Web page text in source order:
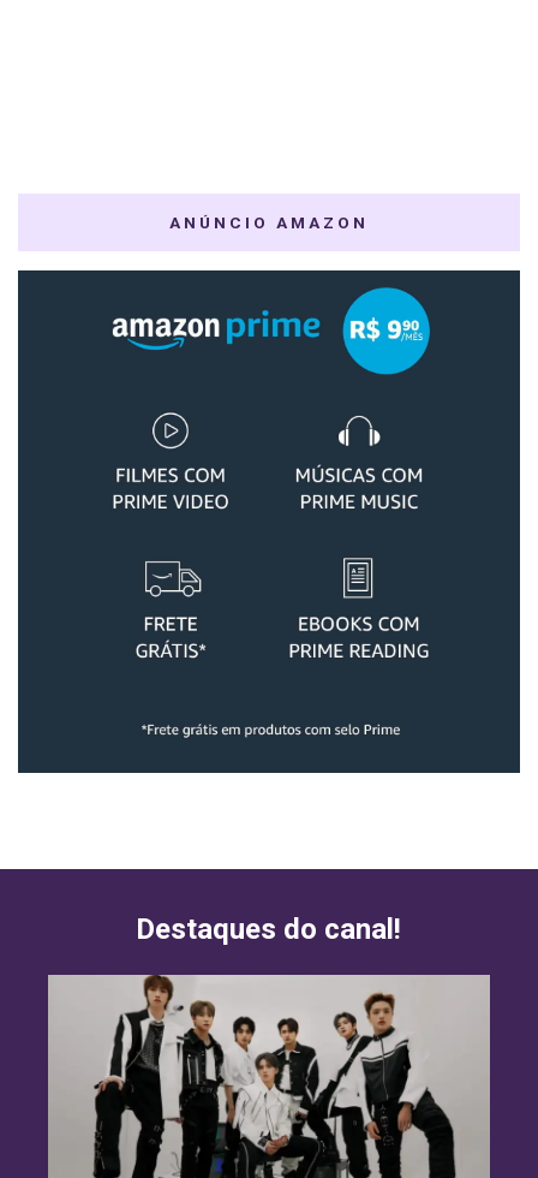
ANÚNCIO AMAZON
Destaques do canal!